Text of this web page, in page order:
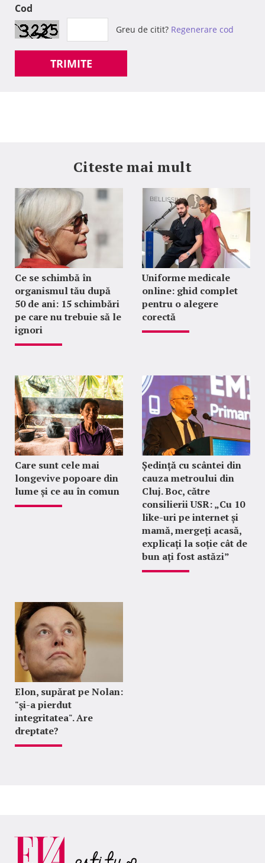
Cod
Greu de citit? Regenerare cod
TRIMITE
Citeste mai mult
Ce se schimbă în
organismul tău după
50 de ani: 15 schimbări
pe care nu trebuie să le
ignori
Uniforme medicale
online: ghid complet
pentru o alegere
corectă
Care sunt cele mai
longevive popoare din
lume și ce au în comun
Ședință cu scântei din
cauza metroului din
Cluj. Boc, către
consilierii USR: „Cu 10
like-uri pe internet și
mamă, mergeți acasă,
explicați la soție cât de
bun ați fost astăzi”
Elon, supărat pe Nolan:
"şi-a pierdut
integritatea". Are
dreptate?